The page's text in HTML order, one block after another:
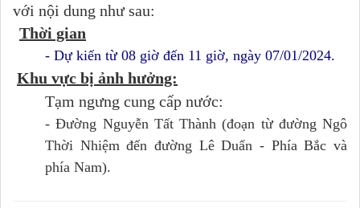
với nội dung như sau:
Thời gian
- Dự kiến từ 08 giờ đến 11 giờ, ngày 07/01/2024.
Khu vực bị ảnh hưởng:
Tạm ngưng cung cấp nước:
- Đường Nguyễn Tất Thành (đoạn từ đường Ngô
Thời Nhiệm đến đường Lê Duẩn - Phía Bắc và
phía Nam).